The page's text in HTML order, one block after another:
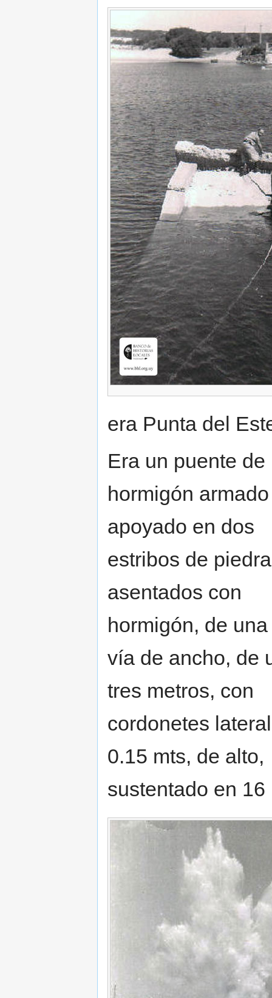
era Punta del
Era un puente de
hormigón armado
apoyado en dos
estribos de piedra
asentados con
hormigón, de
vía de ancho, de
tres metros, con
cordonetes
0.15 mts, de alto,
sustentado en 16